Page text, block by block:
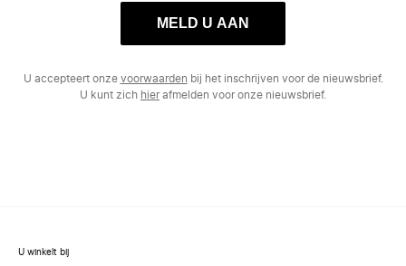
MELD U AAN
U accepteert onze voorwaarden bij het inschrijven voor de nieuwsbrief.
U kunt zich hierafmelden voor onze nieuwsbrief.
U winkelt bij